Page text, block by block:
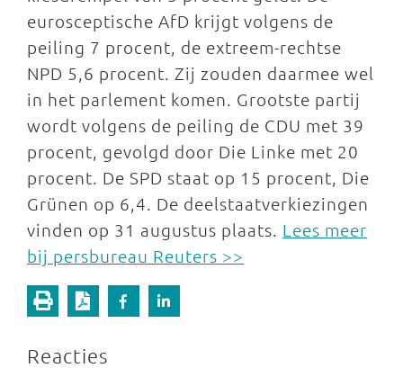
eurosceptische AfD krijgt volgens de
peiling 7 procent, de extreem-rechtse
NPD 5,6 procent. Zij zouden daarmee wel
in het parlement komen. Grootste partij
wordt volgens de peiling de CDU met 39
procent, gevolgd door Die Linke met 20
procent. De SPD staat op 15 procent, Die
Grünen op 6,4. De deelstaatverkiezingen
vinden op 31 augustus plaats. Lees meer
bij persbureau Reuters >>
Reacties